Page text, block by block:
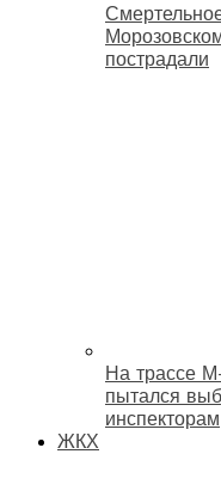
пострадали
На трассе
пытался
инспекторам
ЖКХ